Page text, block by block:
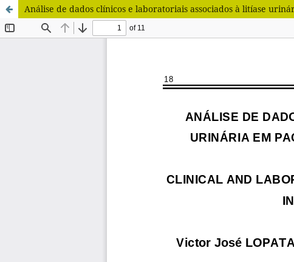
Análise de dados clínicos e laboratoriais associados à litíase